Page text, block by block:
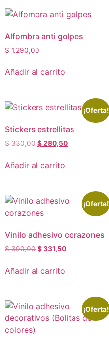
Alfombra anti golpes
$ 1.290,00
Añadir al carrito
¡Oferta!
Stickers estrellitas
$330,00 $280,50
Añadir al carrito
¡Oferta!
Vinilo adhesivo corazones
$390,00 $331,50
Añadir al carrito
¡Oferta!